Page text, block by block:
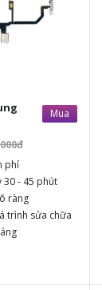
Mua
phí
30 - 45 phút
ràng
trình sửa chữa